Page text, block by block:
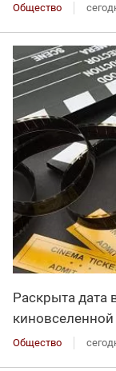
Общество
Раскрыта дата
киновселенной
Общество